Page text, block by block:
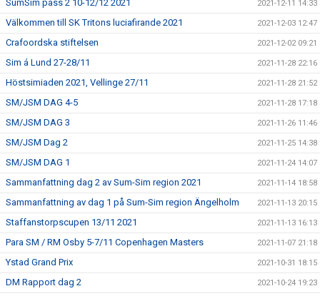
SumSim pass 2 10-12/12 2021 2021-12-11 14:33
Välkommen till SK Tritons luciafirande 2021 2021-12-03 12:47
Crafoordska stiftelsen 2021-12-02 09:21
Sim á Lund 27-28/11 2021-11-28 22:16
Höstsimiaden 2021, Vellinge 27/11 2021-11-28 21:52
SM/JSM DAG 4-5 2021-11-28 17:18
SM/JSM DAG 3 2021-11-26 11:46
SM/JSM Dag 2 2021-11-25 14:38
SM/JSM DAG 1 2021-11-24 14:07
Sammanfattning dag 2 av Sum-Sim region 2021 2021-11-14 18:58
Sammanfattning av dag 1 på Sum-Sim region Ängelholm 2021-11-13 20:15
Staffanstorpscupen 13/11 2021 2021-11-13 16:13
Para SM / RM Osby 5-7/11 Copenhagen Masters 2021-11-07 21:18
Ystad Grand Prix 2021-10-31 18:15
DM Rapport dag 2 2021-10-24 19:23